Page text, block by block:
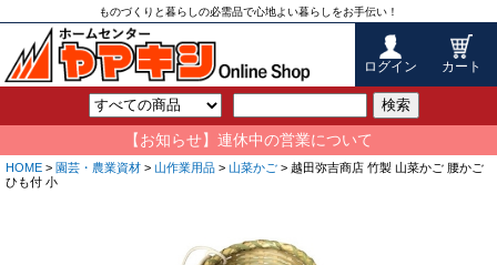
ものづくりと暮らしの必需品で心地よい暮らしをお手伝い！
ログイン カート
検索
【お知らせ】連休中の営業について
HOME > 園芸・農業資材 > 山作業用品 > 山菜かご > 越田弥吉商店 竹製 山菜かご 腰かご
ひも付 小